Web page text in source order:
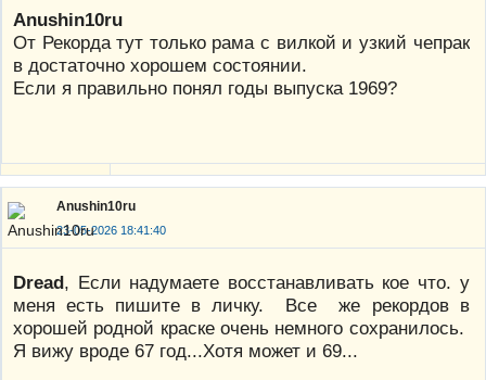
Anushin10ru
От Рекорда тут только рама с вилкой и узкий чепрак
в достаточно хорошем состоянии.
Если я правильно понял годы выпуска 1969?
Anushin10ru
23-05-2026 18:41:40
Dread, Если надумаете восстанавливать кое что. у
меня есть пишите в личку. Все же рекордов в
хорошей родной краске очень немного сохранилось.
Я вижу вроде 67 год...Хотя может и 69...